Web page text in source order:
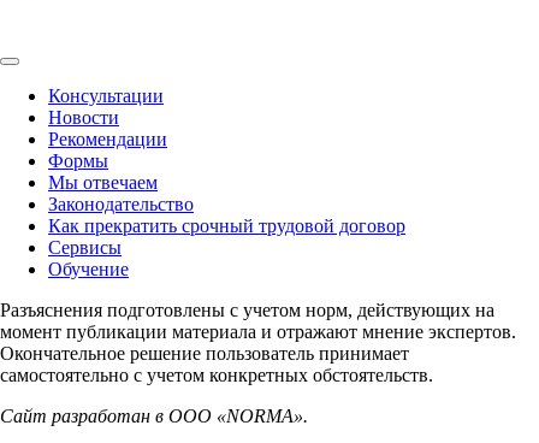
Консультации
Новости
Рекомендации
Формы
Мы отвечаем
Законодательство
Как прекратить срочный трудовой договор
Сервисы
Обучение
Разъяснения подготовлены с учетом норм, действующих на
момент публикации материала и отражают мнение экспертов.
Окончательное решение пользователь принимает
самостоятельно с учетом конкретных обстоятельств.
Сайт разработан в ООО «NORMA».